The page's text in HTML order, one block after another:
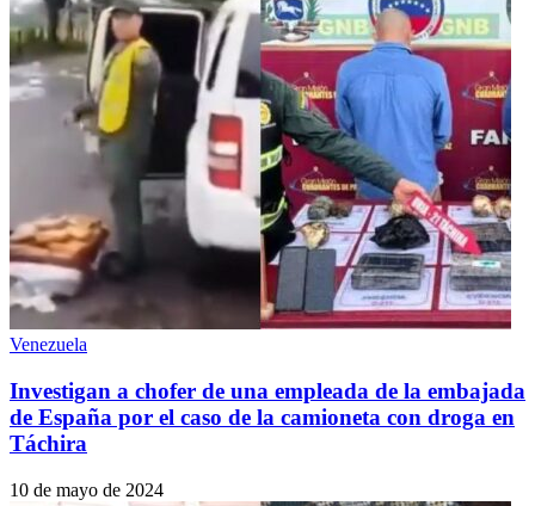
Venezuela
Investigan a chofer de una empleada de la embajada
de España por el caso de la camioneta con droga en
Táchira
10 de mayo de 2024